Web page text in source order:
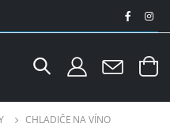
CHLADIČE NA VÍNO